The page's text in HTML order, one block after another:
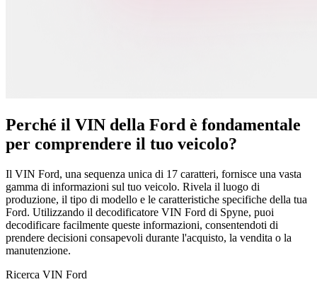
Perché il VIN della Ford è fondamentale
per comprendere il tuo veicolo?
Il VIN Ford, una sequenza unica di 17 caratteri, fornisce una vasta
gamma di informazioni sul tuo veicolo. Rivela il luogo di
produzione, il tipo di modello e le caratteristiche specifiche della tua
Ford. Utilizzando il decodificatore VIN Ford di Spyne, puoi
decodificare facilmente queste informazioni, consentendoti di
prendere decisioni consapevoli durante l'acquisto, la vendita o la
manutenzione.
Ricerca VIN Ford